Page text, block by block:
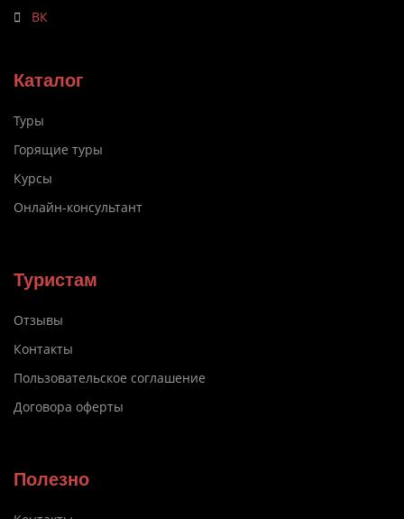
ВК
Каталог
Туры
Горящие туры
Курсы
Онлайн-консультант
Туристам
Отзывы
Контакты
Пользовательское соглашение
Договора оферты
Полезно